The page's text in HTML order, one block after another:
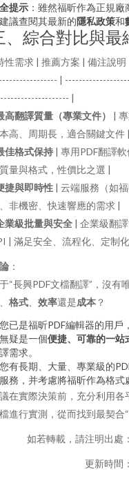
提示 ：雖然福昕作為正規
議查閱其最新的隱私政策和
、綜合對比與最
性需求 | 推薦方案 | 備注說明
|
|
高翻譯質量（專業文件）
|
高、周期長，適合關鍵文件 |
佳格式保持 | 專用PDF翻譯
量與格式，性價比之選 |
捷與即時性 | 云端服務（如
非機密、快速響應的需求 |
業級批量與安全 | 企業級翻
| 滿足安全、流程化、定制
：
“長興PDF文檔翻譯”，沒有
格式 效率還是成本 ？
已是福昕PDF編輯器的用戶
無疑是一個便捷、可靠的一站
需求。
有長期、大量、專業級的
務，并考慮將福昕作為格式
在實際決策前，充分利用各
進行實測，從而找到最契合
如若轉載，請注明出
更新時間